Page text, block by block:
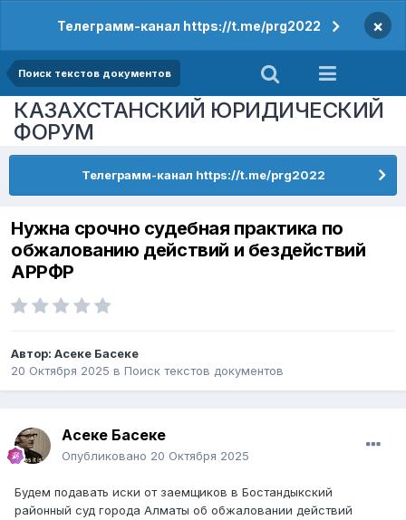
Телеграмм-канал https://t.me/prg2022 ×
Поиск текстов документов
КАЗАХСТАНСКИЙ ЮРИДИЧЕСКИЙ
ФОРУМ
Телеграмм-канал https://t.me/prg2022
Нужна срочно судебная практика по
обжалованию действий и бездействий
АРРФР
Автор: Асеке Басеке
20 Октября 2025 в Поиск текстов документов
Асеке Басеке
Опубликовано 20 Октября 2025
Будем подавать иски от заемщиков в Бостандыкский
районный суд города Алматы об обжаловании действий